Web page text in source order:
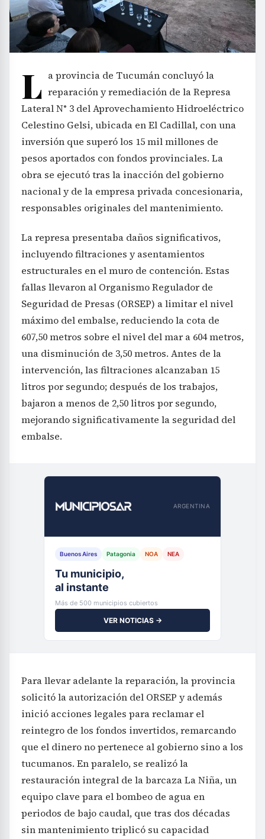
L a provincia de Tucumán concluyó la
reparación y remediación de la Represa
Lateral N° 3 del Aprovechamiento Hidroeléctrico
Celestino Gelsi, ubicada en El Cadillal, con una
inversión que superó los 15 mil millones de
pesos aportados con fondos provinciales. La
obra se ejecutó tras la inacción del gobierno
nacional y de la empresa privada concesionaria,
responsables originales del mantenimiento.
La represa presentaba daños significativos,
incluyendo filtraciones y asentamientos
estructurales en el muro de contención. Estas
fallas llevaron al Organismo Regulador de
Seguridad de Presas (ORSEP) a limitar el nivel
máximo del embalse, reduciendo la cota de
607,50 metros sobre el nivel del mar a 604 metros,
una disminución de 3,50 metros. Antes de la
intervención, las filtraciones alcanzaban 15
litros por segundo; después de los trabajos,
bajaron a menos de 2,50 litros por segundo,
mejorando significativamente la seguridad del
embalse.
ARGENTINA
Buenos Aires Patagonia NOA NEA
Tu municipio,
al instante
Más de 500 municipios cubiertos
VER NOTICIAS →
Para llevar adelante la reparación, la provincia
solicitó la autorización del ORSEP y además
inició acciones legales para reclamar el
reintegro de los fondos invertidos, remarcando
que el dinero no pertenece al gobierno sino a los
tucumanos. En paralelo, se realizó la
restauración integral de la barcaza La Niña, un
equipo clave para el bombeo de agua en
periodos de bajo caudal, que tras dos décadas
sin mantenimiento triplicó su capacidad